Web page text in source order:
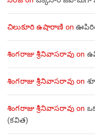
చిలుకూరి ఉషారాణి on
శింగరాజు శ్రీనివాసరావుon
శింగరాజు శ్రీనివాసరావుon
శింగరాజు శ్రీనివాసరావుon
(కవిత)